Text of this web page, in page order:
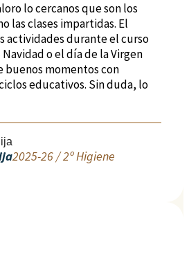
lo cercanos que son los
las clases impartidas. El
actividades durante el curso
o el día de la Virgen
buenos momentos con
educativos. Sin duda, lo
2025-26 / 2º Higiene